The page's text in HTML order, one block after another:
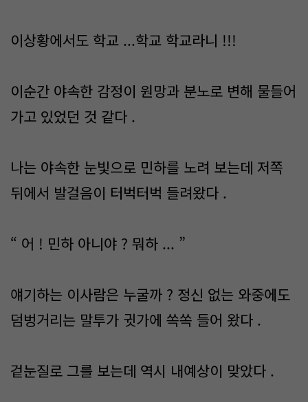
이상황에서도 학교 ...학교 학교라니 !!!
이순간 야속한 감정이 원망과 분노로 변해 물들어
가고 있었던 것 같다 .
나는 야속한 눈빛으로 민하를 노려 보는데 저쪽
뒤에서 발걸음이 터벅터벅 들려왔다 .
“ 어 ! 민하 아니야 ? 뭐하 ... ”
얘기하는 이사람은 누굴까 ? 정신 없는 와중에도
덤벙거리는 말투가 귓가에 쏙쏙 들어 왔다 .
겉눈질로 그를 보는데 역시 내예상이 맞았다 .